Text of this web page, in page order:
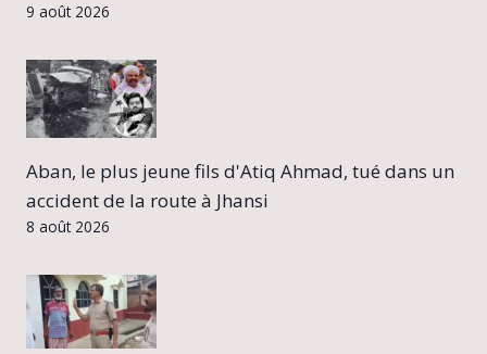
9 août 2026
Aban, le plus jeune fils d'Atiq Ahmad, tué dans un
accident de la route à Jhansi
8 août 2026